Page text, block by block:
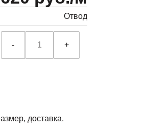
Отвод
- +
доставка.